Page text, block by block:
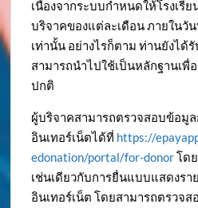
เนื่องจากระบบกำหนดให้โรงเรี
บริจาคของแต่ละเดือน ภายในวั
เท่านั้น อย่างไรก็ตาม ท่านยังได้
สามารถนำไปใช้เป็นหลักฐานเ
ปกติ
ผู้บริจาคสามารถตรวจสอบข้อมู
อินเทอร์เน็ตได้ที่ https://
edonation/portal/for-donorโด
เช่นเดียวกับการยื่นแบบแสดงรา
อินเทอร์เน็ต โดยสามารถตรวจ